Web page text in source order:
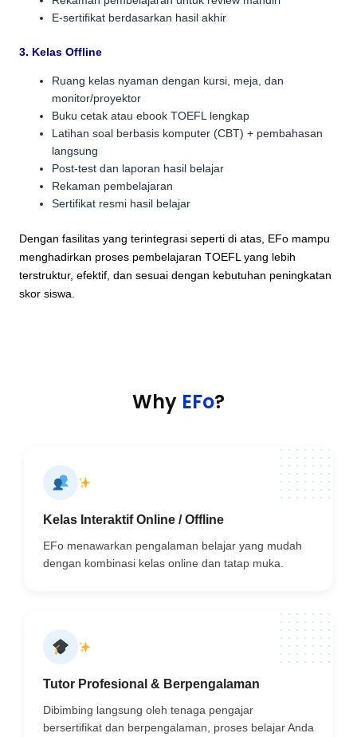
E-sertifikat berdasarkan hasil akhir
3. Kelas Offline
Ruang kelas nyaman dengan kursi, meja, dan
monitor/proyektor
Buku cetak atau ebook TOEFL lengkap
Latihan soal berbasis komputer (CBT) + pembahasan
langsung
Post-test dan laporan hasil belajar
Rekaman pembelajaran
Sertifikat resmi hasil belajar
Dengan fasilitas yang terintegrasi seperti di atas, EFo mampu
menghadirkan proses pembelajaran TOEFL yang lebih
terstruktur, efektif, dan sesuai dengan kebutuhan peningkatan
skor siswa.
Why EFo?
Kelas Interaktif Online / Offline
EFo menawarkan pengalaman belajar yang mudah
dengan kombinasi kelas online dan tatap muka.
Tutor Profesional & Berpengalaman
Dibimbing langsung oleh tenaga pengajar
bersertifikat dan berpengalaman, proses belajar Anda